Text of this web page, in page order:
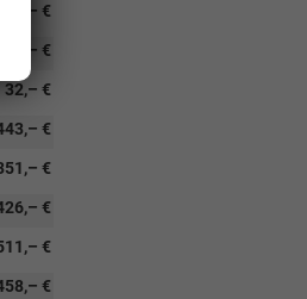
259,– €
129,– €
32,– €
€
€
€
€
€